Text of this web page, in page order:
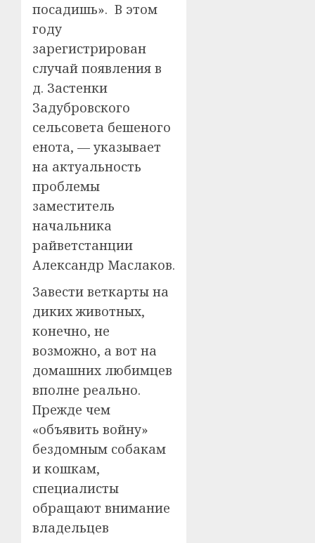
посадишь». В этом
году
зарегистрирован
случай появления в
д. Застенки
Задубровского
сельсовета бешеного
енота, — указывает
на актуальность
проблемы
заместитель
начальника
райветстанции
Александр Маслаков.
Завести веткарты на
диких животных,
конечно, не
возможно, а вот на
домашних любимцев
вполне реально.
Прежде чем
«объявить войну»
бездомным собакам
и кошкам,
специалисты
обращают внимание
владельцев